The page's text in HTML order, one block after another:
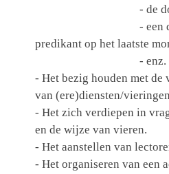
- de
- een dienst
predikant op het laatste
- enz.
- Het bezig houden met de
van (ere)diensten/
- Het zich verdiepen in
en de wijze van vieren.
- Het aanstellen van
- Het organiseren van een